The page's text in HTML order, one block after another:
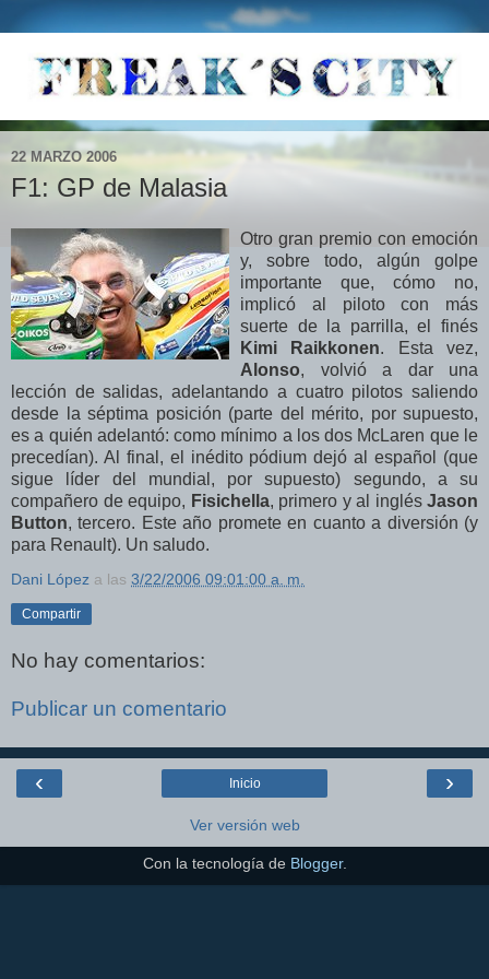
22 MARZO 2006
F1: GP de Malasia
Otro gran premio con emoción
y, sobre todo, algún golpe
importante que, cómo no,
implicó al piloto con más
suerte de la parrilla, el finés
Kimi Raikkonen. Esta vez,
Alonso, volvió a dar una
lección de salidas, adelantando a cuatro pilotos saliendo
desde la séptima posición (parte del mérito, por supuesto,
es a quién adelantó: como mínimo a los dos McLaren que le
precedían). Al final, el inédito pódium dejó al español (que
sigue líder del mundial, por supuesto) segundo, a su
compañero de equipo, Fisichella, primero y al inglés Jason
Button, tercero. Este año promete en cuanto a diversión (y
para Renault). Un saludo.
Dani López a las 3/22/2006 09:01:00 a. m.
Compartir
No hay comentarios:
Publicar un comentario
‹ ›
Inicio
Ver versión web
Con la tecnología de Blogger.